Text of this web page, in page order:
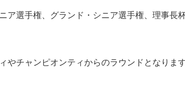
ア選手権、グランド・シニア選手権、理事長
やチャンピオンティからのラウンドとなります